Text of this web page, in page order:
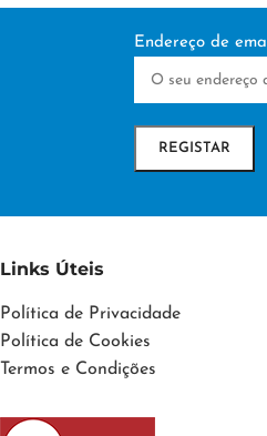
Endereço de
Links Úteis
Política de Privacidade
Política de Cookies
Termos e Condições